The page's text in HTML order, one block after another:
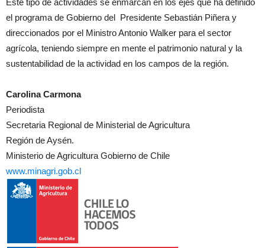
Este tipo de actividades se enmarcan en los ejes que ha definido
el programa de Gobierno del Presidente Sebastián Piñera y
direccionados por el Ministro Antonio Walker para el sector
agrícola, teniendo siempre en mente el patrimonio natural y la
sustentabilidad de la actividad en los campos de la región.
Carolina Carmona
Periodista
Secretaria Regional de Ministerial de Agricultura
Región de Aysén.
Ministerio de Agricultura Gobierno de Chile
www.minagri.gob.cl